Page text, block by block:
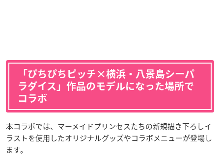
「ぴちぴちピッチ×横浜・八景島シーパ
ラダイス」作品のモデルになった場所で
コラボ
本コラボでは、マーメイドプリンセスたちの新規描き下ろしイ
ラストを使用したオリジナルグッズやコラボメニューが登場し
ます。